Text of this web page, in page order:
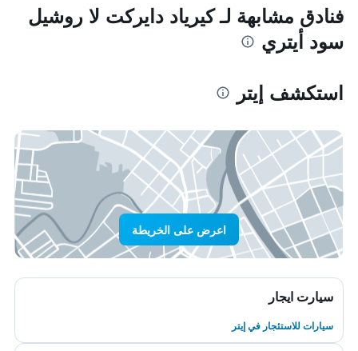
فنادق مشابهة لـ كيرياد دايركت لا روشيل
سود أيتري
استكشف إيتر
اعرض على الخريطة
سيارت ايجار
سيارات للاستئجار في إيتر